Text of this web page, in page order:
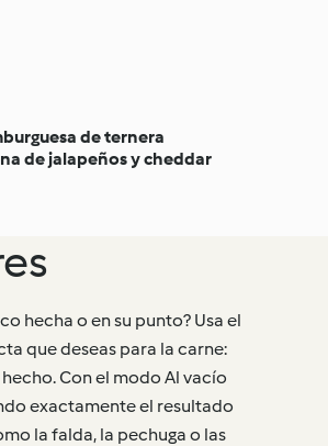
de ternera
de jalapeños y cheddar
hecha o en su punto? Usa el
que deseas para la carne:
Con el modo Al vacío
exactamente el resultado
la falda, la pechuga o las